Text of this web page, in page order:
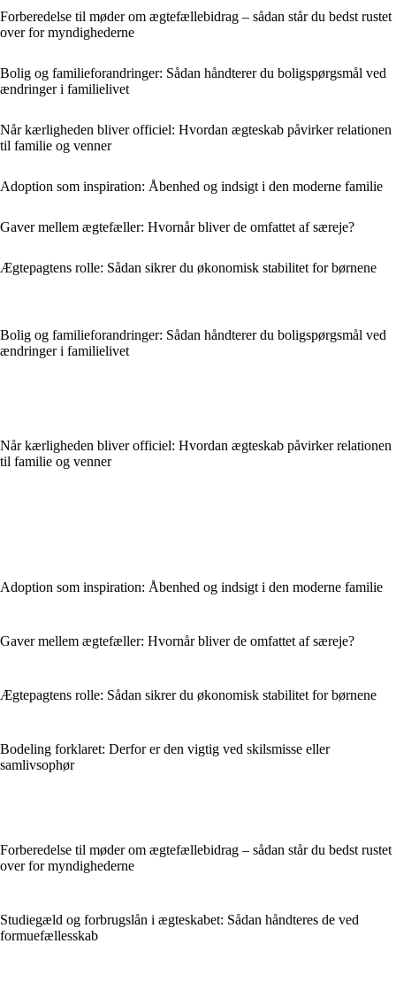
Forberedelse til møder om ægtefællebidrag – sådan står du bedst rustet
over for myndighederne
Bolig og familieforandringer: Sådan håndterer du boligspørgsmål ved
ændringer i familielivet
Når kærligheden bliver officiel: Hvordan ægteskab påvirker relationen
til familie og venner
Adoption som inspiration: Åbenhed og indsigt i den moderne familie
Gaver mellem ægtefæller: Hvornår bliver de omfattet af særeje?
Ægtepagtens rolle: Sådan sikrer du økonomisk stabilitet for børnene
Bolig og familieforandringer: Sådan håndterer du boligspørgsmål ved
ændringer i familielivet
Når kærligheden bliver officiel: Hvordan ægteskab påvirker relationen
til familie og venner
Adoption som inspiration: Åbenhed og indsigt i den moderne familie
Gaver mellem ægtefæller: Hvornår bliver de omfattet af særeje?
Ægtepagtens rolle: Sådan sikrer du økonomisk stabilitet for børnene
Bodeling forklaret: Derfor er den vigtig ved skilsmisse eller
samlivsophør
Forberedelse til møder om ægtefællebidrag – sådan står du bedst rustet
over for myndighederne
Studiegæld og forbrugslån i ægteskabet: Sådan håndteres de ved
formuefællesskab